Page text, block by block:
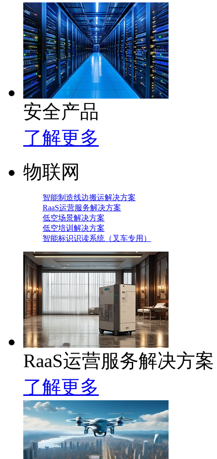
安全产品
了解更多
物联网
智能制造线边搬运解决方案
RaaS运营服务解决方案
低空场景解决方案
低空培训解决方案
智能标识识读系统（叉车专用）
RaaS运营服务解决方案
了解更多